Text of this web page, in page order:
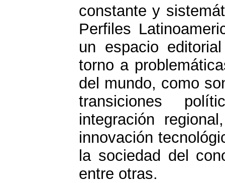
constante y
Perfiles
un espacio
torno a
del mundo, como
transiciones
integración
innovación
la sociedad del
entre otras.